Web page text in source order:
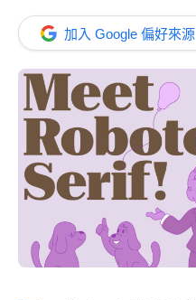
加入 Google 偏好來源